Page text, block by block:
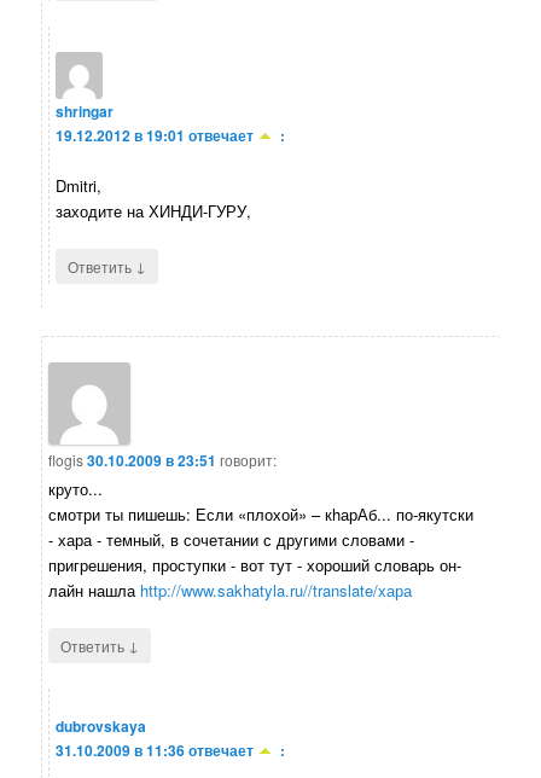
shringar
19.12.2012 в 19:01 отвечает :
Dmitri,
заходите на ХИНДИ-ГУРУ,
Ответить ↓
flogis30.10.2009 в 23:51 говорит:
круто...
смотри ты пишешь: Если «плохой» – кhарАб... по-якутски
- хара - темный, в сочетании с другими словами -
пригрешения, проступки - вот тут - хороший словарь он-
лайн нашла http://www.sakhatyla.ru//translate/хара
Ответить ↓
dubrovskaya
31.10.2009 в 11:36отвечает :